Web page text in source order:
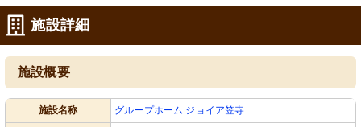
施設詳細
施設概要
施設名称 グループホーム ジョイア笠寺